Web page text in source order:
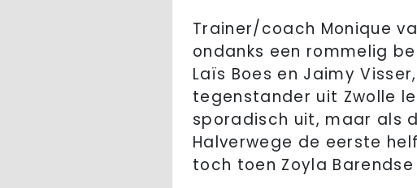
Trainer/coach Monique
ondanks een rommelig
Laïs Boes en Jaimy
tegenstander uit Zwolle
sporadisch uit, maar als
Halverwege de eerste
toch toen Zoyla